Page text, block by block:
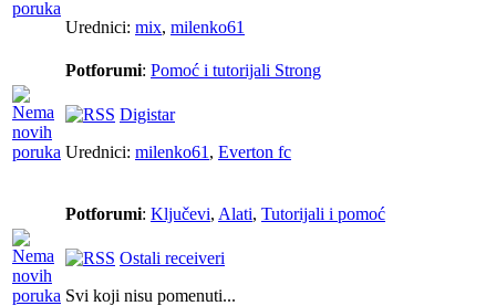
Urednici: mix, milenko61
Potforumi: Pomoć i tutorijali Strong
Digistar
Urednici: milenko61 , Everton fc
Potforumi: Ključevi, Alati, Tutorijali i pomoć
Ostali receiveri
Svi koji nisu pomenuti...